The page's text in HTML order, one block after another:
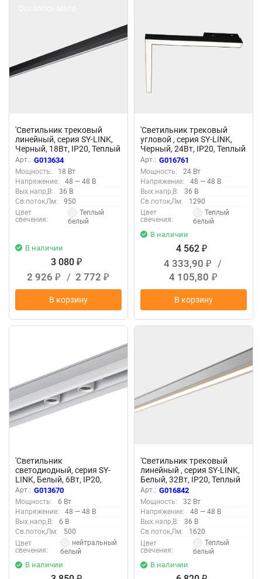
'Светильник трековый
линейный, серия SY-LINK,
Черный, 18Вт, IP20, Теплый
белый (3000К), SY-LINK-
900-BL-18-WW 013634
Арт.: G013634
Мощность:
18 Вт
Напряжение:
48 — 48 В
Вых.напр,В:
36 В
Св.поток,Лм:
950
Цвет
свечения:
Теплый
белый
В наличии
3 080 ₽
2 926 ₽ / 2 772 ₽
В корзину
'Светильник трековый
угловой , серия SY-LINK,
Черный, 24Вт, IP20, Теплый
белый (3000К), SY-LINK-AN-
BL-24-WW 016761
Арт.: G016761
Мощность:
24 Вт
Напряжение:
48 — 48 В
Вых.напр,В:
36 В
Св.поток,Лм:
1290
Цвет
свечения:
Теплый
белый
В наличии
4 562 ₽
4 333,90 ₽
/
4 105,80 ₽
В корзину
'Светильник
светодиодный, серия SY-
LINK, Белый, 6Вт, IP20,
Нейтральный белый
(4000К), SY-LINK-CE-WH-6-
NW 013670
Арт.: G013670
Мощность:
6 Вт
Напряжение:
48 — 48 В
Вых.напр,В:
6 В
Св.поток,Лм:
500
Цвет
свечения:
нейтральный
белый
В наличии
'Светильник трековый
линейный , серия SY-LINK,
Белый, 32Вт, IP20, Теплый
белый (3000К) , SY-LINK-
900-WH-32-WW 016842
Арт.: G016842
Мощность:
32 Вт
Напряжение:
48 — 48 В
Вых.напр,В:
36 В
Св.поток,Лм:
1620
Цвет
свечения:
Теплый
белый
В наличии